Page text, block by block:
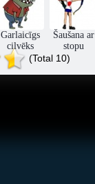
Piedzēries duelis
Garlaicīgs
cilvēks
Šaušana ar
stopu
(Total 10)